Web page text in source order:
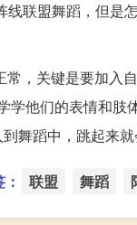
线联盟舞蹈，但是
常，关键是要加入
学他们的表情和肢
舞蹈中，跳起来就
联盟 舞蹈